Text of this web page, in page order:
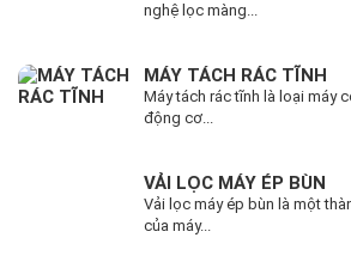
nghệ lọc màng...
MÁY TÁCH RÁC TĨNH
Máy tách rác tĩnh là loại máy
động cơ...
VẢI LỌC MÁY ÉP BÙN
Vải lọc máy ép bùn là một
của máy...